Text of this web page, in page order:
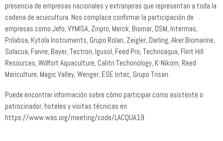
presencia de empresas nacionales y extranjeras que representan a toda la
cadena de acuicultura. Nos complace confirmar la participación de
empresas como Jefo, VYMISA, Zinpro, Merck, Biomar, DSM, Intermas,
Prilabsa, Kytola Instruments, Grupo Rolan, Zeigler, Darling, Aker Biomarine,
Solacua, Faivre, Bayer, Tectron, Igusol, Feed Pro, Technoaqua, Flint Hill
Resources, Willfort Aquaculture, Calitri Techonology, K-Nikom, Reed
Mariculture, Magic Valley, Wenger, ESE Intec, Grupo Trisan.
Puede encontrar información sobre cómo participar como asistente o
patrocinador, hoteles y visitas técnicas en
https://www.was.org/meeting/code/LACQUA19